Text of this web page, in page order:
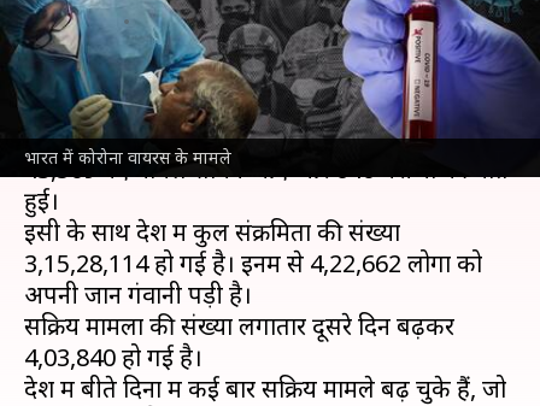
भारत में कोरोना वायरस के मामले
लेखन प्रमोद कुमार Jul 29, 2021 09:34 am
क्या है खबर?
भारत में पिछले 24 घंटे में कोरोना वायरस से संक्रमण के
43,509 नए मामले सामने आए और 640 मरीजों की मौत
हुई।
इसी के साथ देश में कुल संक्रमितों की संख्या
3,15,28,114 हो गई है। इनमें से 4,22,662 लोगों को
अपनी जान गंवानी पड़ी है।
सक्रिय मामलों की संख्या लगातार दूसरे दिन बढ़कर
4,03,840 हो गई है।
देश में बीते दिनों में कई बार सक्रिय मामले बढ़ चुके हैं, जो